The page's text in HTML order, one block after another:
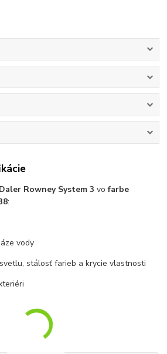
Daler Rowney System 3 vofarbe
:
vody
stálosť farieb a krycie vlastnosti